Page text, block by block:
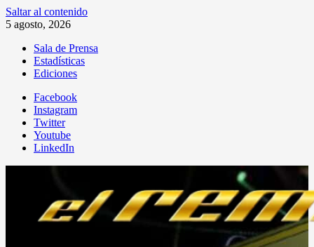
Saltar al contenido
5 agosto, 2026
Sala de Prensa
Estadísticas
Ediciones
Facebook
Instagram
Twitter
Youtube
LinkedIn